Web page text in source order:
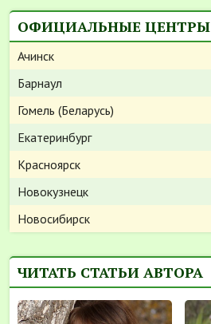
ОФИЦИАЛЬНЫЕ ЦЕНТРЫ
Ачинск
Барнаул
Гомель (Беларусь)
Екатеринбург
Красноярск
Новокузнецк
Новосибирск
ЧИТАТЬ СТАТЬИ АВТОРА